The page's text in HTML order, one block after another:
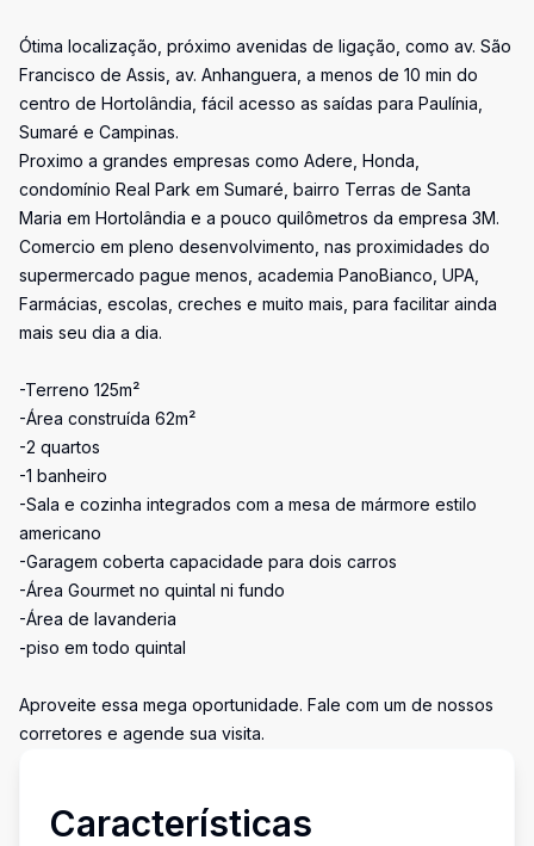
Ótima localização, próximo avenidas de ligação, como av. São
Francisco de Assis, av. Anhanguera, a menos de 10 min do
centro de Hortolândia, fácil acesso as saídas para Paulínia,
Sumaré e Campinas.
Proximo a grandes empresas como Adere, Honda,
condomínio Real Park em Sumaré, bairro Terras de Santa
Maria em Hortolândia e a pouco quilômetros da empresa 3M.
Comercio em pleno desenvolvimento, nas proximidades do
supermercado pague menos, academia PanoBianco, UPA,
Farmácias, escolas, creches e muito mais, para facilitar ainda
mais seu dia a dia.
-Terreno 125m²
-Área construída 62m²
-2 quartos
-1 banheiro
-Sala e cozinha integrados com a mesa de mármore estilo
americano
-Garagem coberta capacidade para dois carros
-Área Gourmet no quintal ni fundo
-Área de lavanderia
-piso em todo quintal
Aproveite essa mega oportunidade. Fale com um de nossos
corretores e agende sua visita.
Características